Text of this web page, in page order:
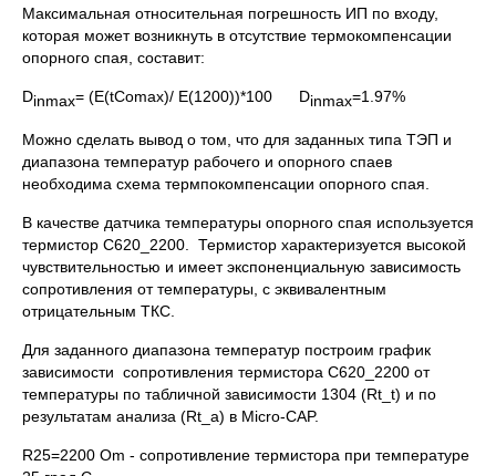
Максимальная относительная погрешность ИП по входу,
которая может возникнуть в отсутствие термокомпенсации
опорного спая, составит:
Dinmax= (E(tComax)/ E(1200))*100 Dinmax=1.97%
Можно сделать вывод о том, что для заданных типа ТЭП и
диапазона температур рабочего и опорного спаев
необходима схема термпокомпенсации опорного спая.
В качестве датчика температуры опорного спая используется
термистор C620_2200. Термистор характеризуется высокой
чувствительностью и имеет экспоненциальную зависимость
сопротивления от температуры, с эквивалентным
отрицательным ТКС.
Для заданного диапазона температур построим график
зависимости сопротивления термистора C620_2200 от
температуры по табличной зависимости 1304 (Rt_t) и по
результатам анализа (Rt_a) в Micro-CAP.
R25=2200 Om - сопротивление термистора при температуре